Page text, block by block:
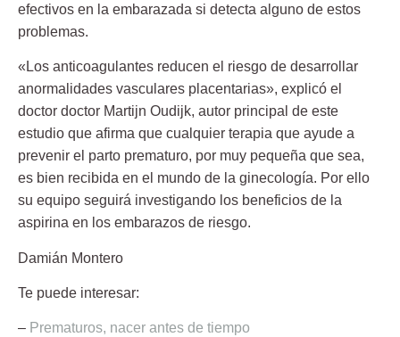
efectivos en la embarazada si detecta alguno de estos
problemas.
«Los anticoagulantes reducen el riesgo de desarrollar
anormalidades vasculares placentarias», explicó el
doctor doctor Martijn Oudijk, autor principal de este
estudio que afirma que cualquier terapia que ayude a
prevenir el parto prematuro, por muy pequeña que sea,
es bien recibida en el mundo de la ginecología. Por ello
su equipo seguirá investigando los beneficios de la
aspirina en los embarazos de riesgo.
Damián Montero
Te puede interesar:
– Prematuros, nacer antes de tiempo